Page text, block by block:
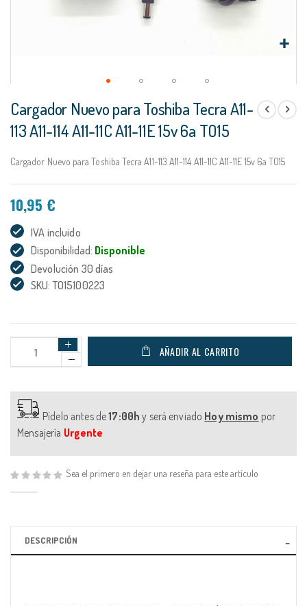
al
comienzo
de
galería
Cargador Nuevo para Toshiba Tecra A11-
113 A11-114 A11-11C A11-11E 15v 6a TO15
Cargador Nuevo para Toshiba Tecra A11-113 A11-114 A11-11C A11-11E 15v 6a TO15
10,95 €
IVA incluido
Disponibilidad: Disponible
Devolución 30 días
SKU: TO15100223
AÑADIR AL CARRITO
Pídelo antes de17:00h y será enviado Hoy mismo por
Mensajería Urgente
Sea el primero en dejar una reseña para este artículo
DESCRIPCIÓN